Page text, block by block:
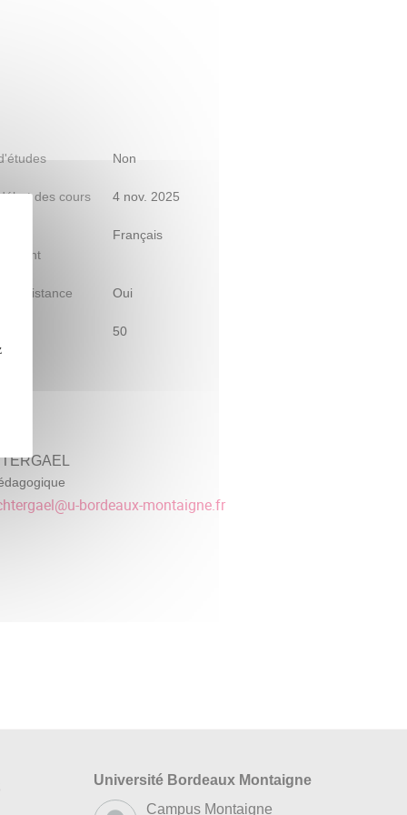
Non
des cours 4 nov. 2025
Français
à distance Oui
50
@u-bordeaux-montaigne.fr
Université Bordeaux Montaigne
Campus Montaigne